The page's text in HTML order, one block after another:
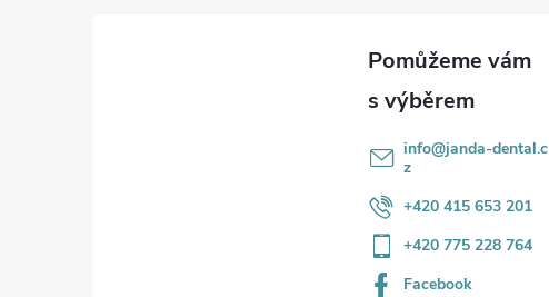
info@janda-dental.c
z
+420 415 653 201
+420 775 228 764
Facebook